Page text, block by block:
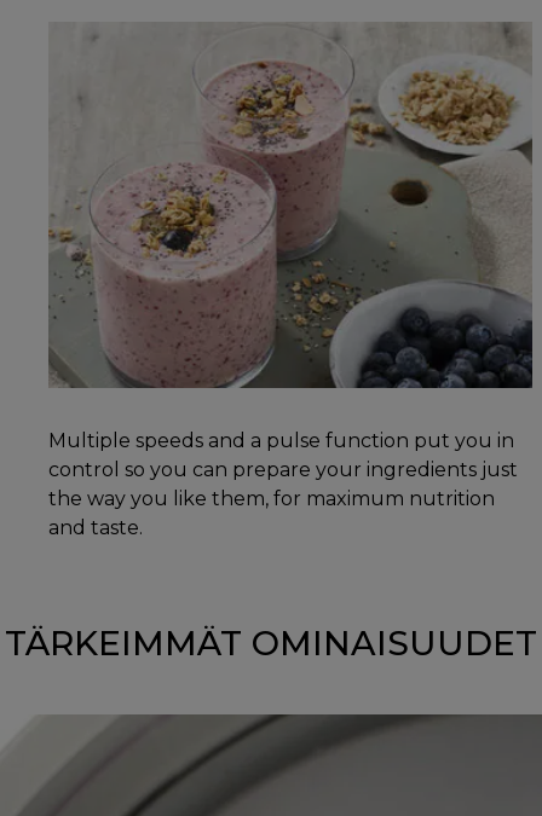
Multiple speeds and a pulse function put you in
control so you can prepare your ingredients just
the way you like them, for maximum nutrition
and taste.
TÄRKEIMMÄT OMINAISUUDET